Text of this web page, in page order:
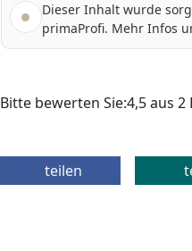
Dieser Inhalt wurde
primaProfi. Mehr Infos
Bitte bewerten Sie:4,5aus 2
teilen